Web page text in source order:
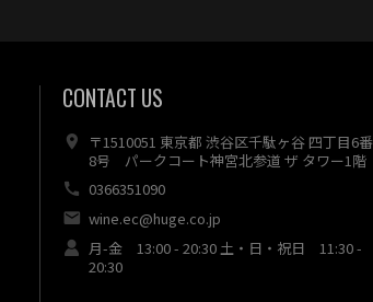
CONTACT US
〒1510051 東京都 渋谷区千駄ヶ谷 四丁目6番
8号 パークコート神宮北参道 ザ タワー1階
0366351090
wine.ec@huge.co.jp
月-金 13:00 - 20:30 土・日・祝日 11:30 -
20:30